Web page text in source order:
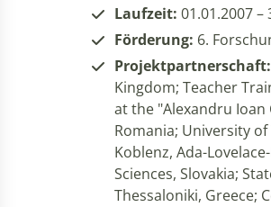
Laufzeit: 01.01.2007 –
Förderung: 6.
Projektpartnerschaft:
Kingdom; Teacher
at the "Alexandru Ioan
Romania; University
Koblenz, Ada-
Sciences, Slovakia;
Thessaloniki, Greece;